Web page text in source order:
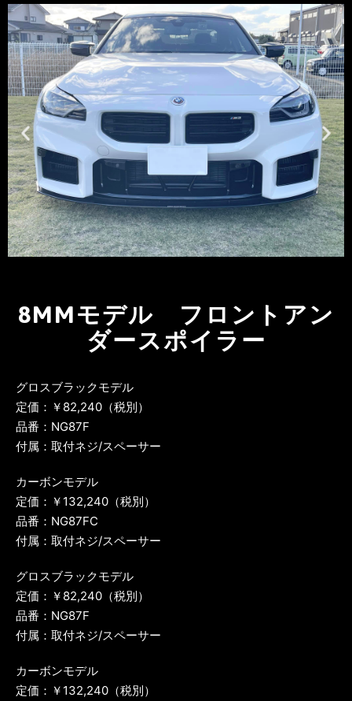
8MMモデル フロントアン
ダースポイラー
グロスブラックモデル
定価：￥82,240（税別）
品番：NG87F
付属：取付ネジ/スペーサー
カーボンモデル
定価：￥132,240（税別）
品番：NG87FC
付属：取付ネジ/スペーサー
グロスブラックモデル
定価：￥82,240（税別）
品番：NG87F
付属：取付ネジ/スペーサー
カーボンモデル
定価：￥132,240（税別）